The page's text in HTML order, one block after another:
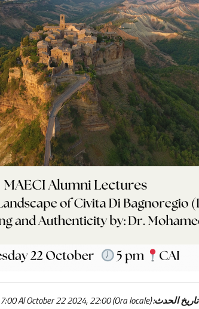
تاريخ الحدث:Dal October 22 2024, 17:00 Al October 22 2024, 22:00 (Ora locale)